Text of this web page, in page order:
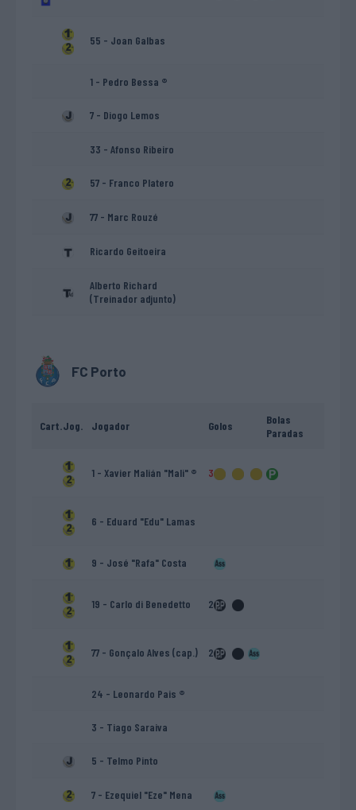
55 - Joan Galbas
1 - Pedro Bessa ®
7 - Diogo Lemos
33 - Afonso Ribeiro
57 - Franco Platero
77 - Marc Rouzé
Ricardo Geitoeira
Alberto Richard
(Treinador adjunto)
FC Porto
Cart.Jog. Jogador Golos
Bolas
Paradas
1 - Xavier Malián "Mali" ® 3
6 - Eduard "Edu" Lamas
9 - José "Rafa" Costa
19 - Carlo di Benedetto 2
77 - Gonçalo Alves (cap.) 2
24 - Leonardo Pais ®
3 - Tiago Saraiva
5 - Telmo Pinto
7 - Ezequiel "Eze" Mena